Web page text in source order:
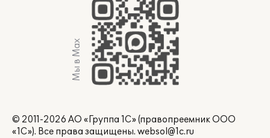
Мы в Max
© 2011-2026 АО «Группа 1С» (правопреемник ООО
«1С»). Все права защищены. websol@1c.ru